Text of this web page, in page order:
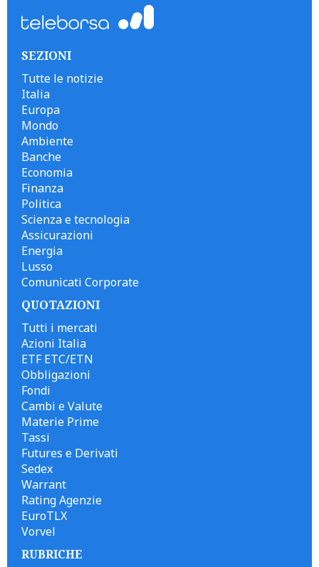
SEZIONI
Tutte le notizie
Italia
Europa
Mondo
Ambiente
Banche
Economia
Finanza
Politica
Scienza e tecnologia
Assicurazioni
Energia
Lusso
Comunicati Corporate
QUOTAZIONI
Tutti i mercati
Azioni Italia
ETF ETC/ETN
Obbligazioni
Fondi
Cambi e Valute
Materie Prime
Tassi
Futures e Derivati
Sedex
Warrant
Rating Agenzie
EuroTLX
Vorvel
RUBRICHE